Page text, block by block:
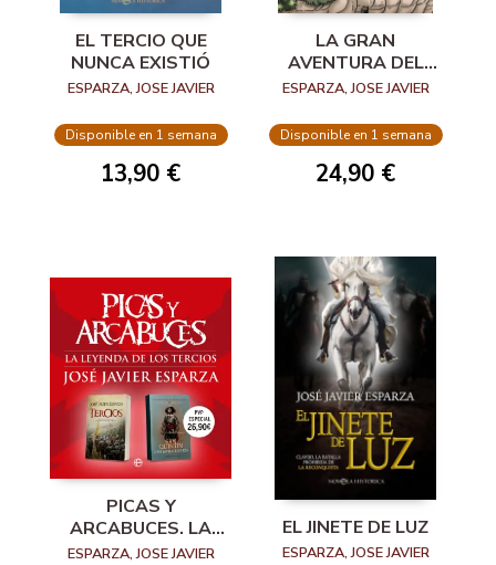
EL TERCIO QUE
NUNCA EXISTIÓ
ESPARZA, JOSE JAVIER
Disponible en 1 semana
13,90 €
LA GRAN
AVENTURA DEL
REINO DE
ESPARZA, JOSE JAVIER
Disponible en 1 semana
24,90 €
PICAS Y
ARCABUCES. LA
LEYENDA DE LOS
ESPARZA, JOSE JAVIER
EL JINETE DE LUZ
ESPARZA, JOSE JAVIER